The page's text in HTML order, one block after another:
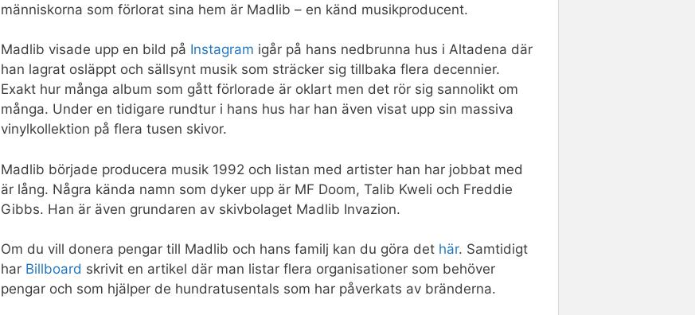
människorna som förlorat sina hem är Madlib – en känd musikproducent.
Madlib visade upp en bild på Instagram igår på hans nedbrunna hus i Altadena där
han lagrat osläppt och sällsynt musik som sträcker sig tillbaka flera decennier.
Exakt hur många album som gått förlorade är oklart men det rör sig sannolikt om
många. Under en tidigare rundtur i hans hus har han även visat upp sin massiva
vinylkollektion på flera tusen skivor.
Madlib började producera musik 1992 och listan med artister han har jobbat med
är lång. Några kända namn som dyker upp är MF Doom, Talib Kweli och Freddie
Gibbs. Han är även grundaren av skivbolaget Madlib Invazion.
Om du vill donera pengar till Madlib och hans familj kan du göra det här. Samtidigt
har Billboard skrivit en artikel där man listar flera organisationer som behöver
pengar och som hjälper de hundratusentals som har påverkats av bränderna.